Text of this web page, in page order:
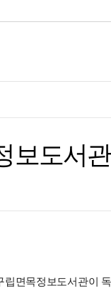
보도서
면목정보도서관이